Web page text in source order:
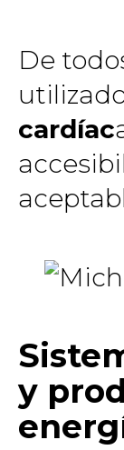
De
cardíac
y